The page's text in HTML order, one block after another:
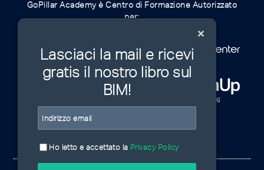
GoPillar Academy è Centro di Formazione Autorizzato
per:
Lasciaci la mail e ricevi
gratis il nostro libro sul
BIM!
Ho letto e accettato la Privacy Policy